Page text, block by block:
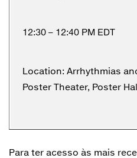
12:30 – 12:40 PM EDT
Location: Arrhythmias
Poster Theater, Poster
Para ter acesso às mais